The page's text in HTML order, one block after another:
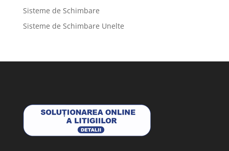
Sisteme de Schimbare
Sisteme de Schimbare Unelte